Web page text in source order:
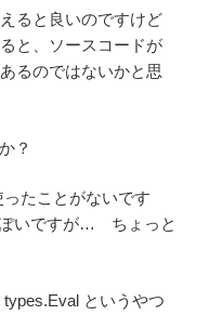
ると良いのですけど
と、ソースコードが
るのではないかと思
？
たことがないです
ぽいですが… ちょっと
というやつ